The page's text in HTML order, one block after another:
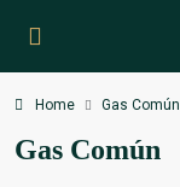
Home Gas Común
Gas Común